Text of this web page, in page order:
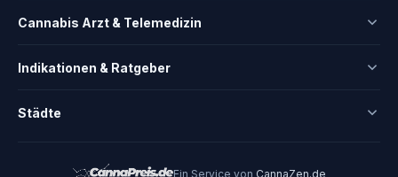
Cannabis Arzt & Telemedizin
Indikationen & Ratgeber
Städte
Ein Service von CannaZen.de